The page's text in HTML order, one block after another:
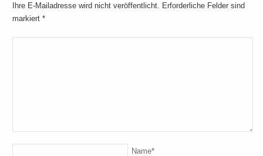
Ihre E-Mailadresse wird nicht veröffentlicht. Erforderliche Felder sind
markiert*
Name*